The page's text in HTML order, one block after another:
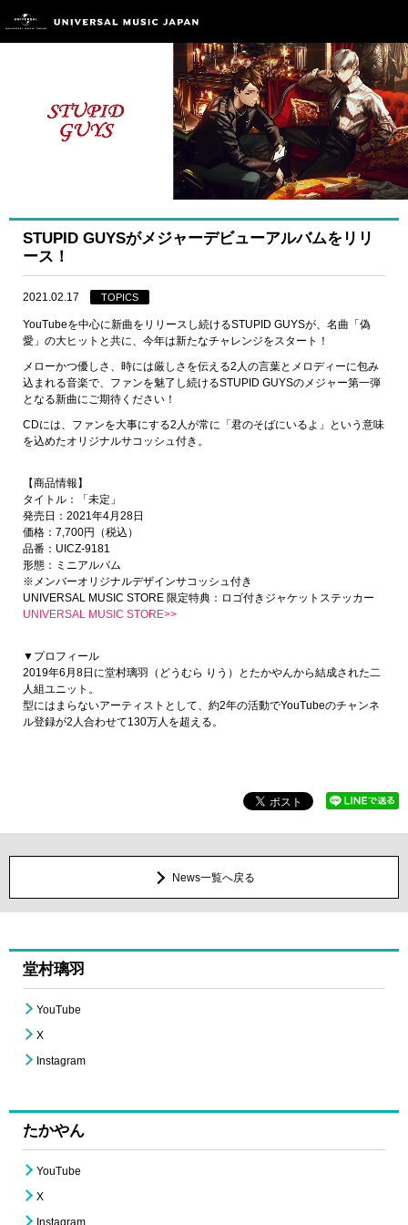
STUPID GUYSがメジャーデビューアルバムをリリ
ース！
2021.02.17 TOPICS
YouTubeを中心に新曲をリリースし続けるSTUPID GUYSが、名曲「偽
愛」の大ヒットと共に、今年は新たなチャレンジをスタート！
メローかつ優しさ、時には厳しさを伝える2人の言葉とメロディーに包み
込まれる音楽で、ファンを魅了し続けるSTUPID GUYSのメジャー第一弾
となる新曲にご期待ください！
CDには、ファンを大事にする2人が常に「君のそばにいるよ」という意味
を込めたオリジナルサコッシュ付き。
【商品情報】
タイトル：「未定」
発売日：2021年4月28日
価格：7,700円（税込）
品番：UICZ-9181
形態：ミニアルバム
※メンバーオリジナルデザインサコッシュ付き
UNIVERSAL MUSIC STORE 限定特典：ロゴ付きジャケットステッカー
UNIVERSAL MUSIC STORE>>
▼プロフィール
2019年6月8日に堂村璃羽（どうむら りう）とたかやんから結成された二
人組ユニット。
型にはまらないアーティストとして、約2年の活動でYouTubeのチャンネ
ル登録が2人合わせて130万人を超える。
News一覧へ戻る
堂村璃羽
YouTube
X
Instagram
たかやん
YouTube
X
Instagram